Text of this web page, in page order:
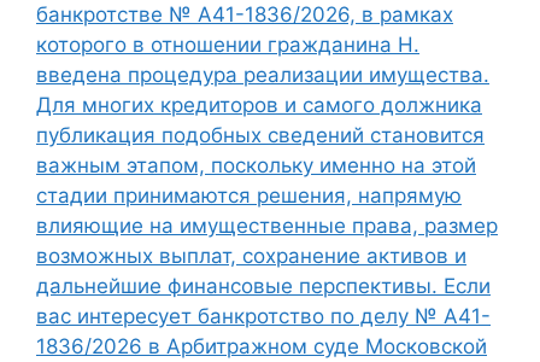
банкротстве № А41-1836/2026, в рамках
которого в отношении гражданина Н.
введена процедура реализации имущества.
Для многих кредиторов и самого должника
публикация подобных сведений становится
важным этапом, поскольку именно на этой
стадии принимаются решения, напрямую
влияющие на имущественные права, размер
возможных выплат, сохранение активов и
дальнейшие финансовые перспективы. Если
вас интересует банкротство по делу № А41-
1836/2026 в Арбитражном суде Московской